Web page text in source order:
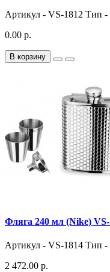
Артикул - VS-1812 Тип -
0.00 р.
В корзину
Фляга 240 мл (Nike) VS-
Артикул - VS-1814 Тип -
2 472.00 р.